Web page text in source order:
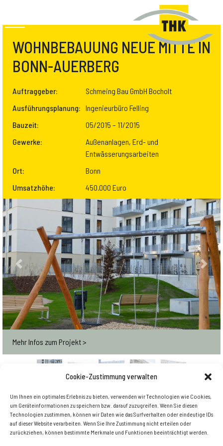
Cookie-Zustimmung verwalten
Um Ihnen ein optimales Erlebnis zu bieten, verwenden wir Technologien wie Cookies,
um Geräteinformationen zu speichern bzw. darauf zuzugreifen. Wenn Sie diesen
Technologien zustimmen, können wir Daten wie das Surfverhalten oder eindeutige IDs
auf dieser Website verarbeiten. Wenn Sie Ihre Zustimmung nicht erteilen oder
zurückziehen, können bestimmte Merkmale und Funktionen beeinträchtigt werden.
WOHNBEBAUUNG NEUE MITTE IN
BONN-AUERBERG
Auftraggeber:
Schmeing Bau GmbH Bocholt
Ausführungsplanung: Ingenieurbüro Felling
Bauzeit:
05/2015 – 11/2015
Gewerke:
Außenanlagen, Erd- und
Entwässerungsarbeiten
Ort:
Bonn
Umsatzhöhe:
450.000 Euro
Previous Next
Mehr Infos zum Projekt >
Zurück zur Übersicht